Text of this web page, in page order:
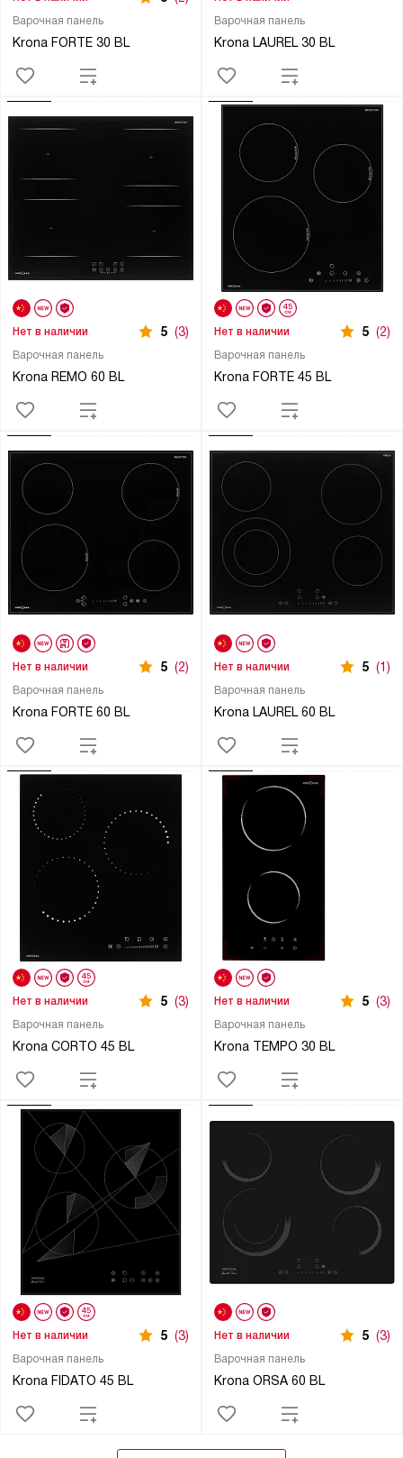
Варочная панель
Krona FORTE 30 BL
Варочная панель
Krona LAUREL 30 BL
Варочная панель
Krona REMO 60 BL
Нет в наличии 5 (3)
Варочная панель
Krona FORTE 45 BL
Нет в наличии 5 (2)
Варочная панель
Krona FORTE 60 BL
Нет в наличии 5 (2)
Варочная панель
Krona LAUREL 60 BL
Нет в наличии 5 (1)
Варочная панель
Krona CORTO 45 BL
Нет в наличии 5 (3)
Варочная панель
Krona TEMPO 30 BL
Нет в наличии 5 (3)
Варочная панель
Krona FIDATO 45 BL
Нет в наличии 5 (3)
Варочная панель
Krona ORSA 60 BL
Нет в наличии 5 (3)